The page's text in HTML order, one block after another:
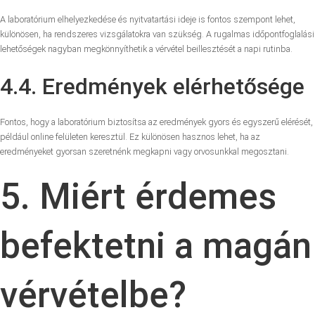
A laboratórium elhelyezkedése és nyitvatartási ideje is fontos szempont lehet,
különösen, ha rendszeres vizsgálatokra van szükség. A rugalmas időpontfoglalási
lehetőségek nagyban megkönnyíthetik a vérvétel beillesztését a napi rutinba.
4.4. Eredmények elérhetősége
Fontos, hogy a laboratórium biztosítsa az eredmények gyors és egyszerű elérését,
például online felületen keresztül. Ez különösen hasznos lehet, ha az
eredményeket gyorsan szeretnénk megkapni vagy orvosunkkal megosztani.
5. Miért érdemes
befektetni a magán
vérvételbe?